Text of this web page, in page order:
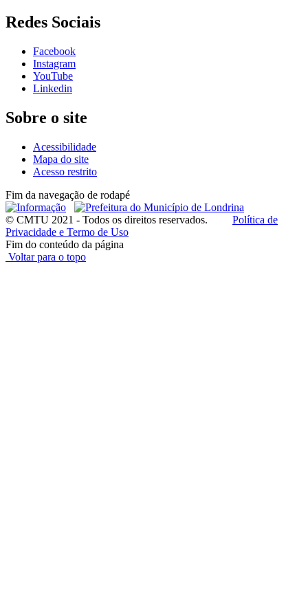
Redes Sociais
Facebook
Instagram
YouTube
Linkedin
Sobre o site
Acessibilidade
Mapa do site
Acesso restrito
Fim da navegação de rodapé
© CMTU 2021 - Todos os direitos reservados. Política de
Privacidade e Termo de Uso
Fim do conteúdo da página
Voltar para o topo